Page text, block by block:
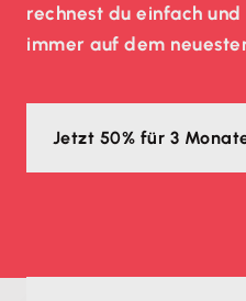
rechnest du einfach
immer auf dem
Jetzt 50% für 3